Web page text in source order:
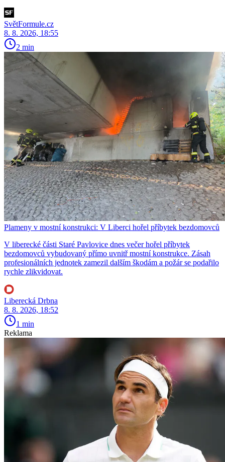
SvětFormule.cz
8. 8. 2026, 18:55
2 min
Plameny v mostní konstrukci: V Liberci hořel příbytek bezdomovců
V liberecké části Staré Pavlovice dnes večer hořel příbytek
bezdomovců vybudovaný přímo uvnitř mostní konstrukce. Zásah
profesionálních jednotek zamezil dalším škodám a požár se podařilo
rychle zlikvidovat.
Liberecká Drbna
8. 8. 2026, 18:52
1 min
Reklama